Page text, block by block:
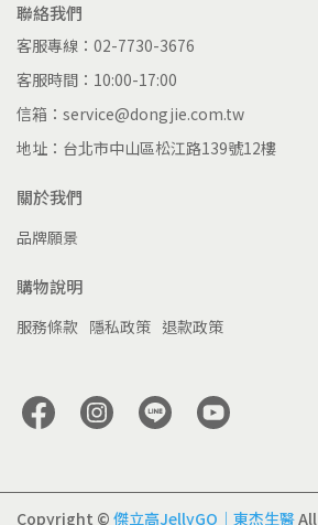
聯絡我們
客服專線：02-7730-3676
客服時間：10:00-17:00
信箱：service@dongjie.com.tw
地址：台北市中山區松江路139號12樓
關於我們
品牌願景
購物說明
服務條款 隱私政策 退款政策
Copyright © 傑立高JellyGO｜東杰生醫